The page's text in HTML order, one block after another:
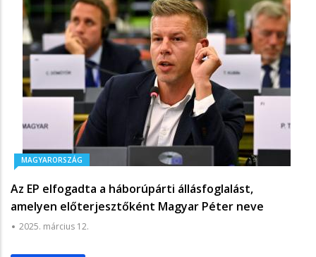
MAGYARORSZÁG
Az EP elfogadta a háborúpárti állásfoglalást,
amelyen előterjesztőként Magyar Péter neve
szerepelt - Mandiner
2025. március 12.